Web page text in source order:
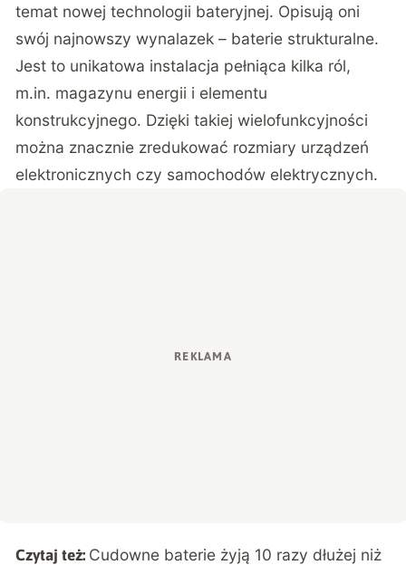
temat nowej technologii bateryjnej. Opisują oni
swój najnowszy wynalazek – baterie strukturalne.
Jest to unikatowa instalacja pełniąca kilka ról,
m.in. magazynu energii i elementu
konstrukcyjnego. Dzięki takiej wielofunkcyjności
można znacznie zredukować rozmiary urządzeń
elektronicznych czy samochodów elektrycznych.
Czytaj też: Cudowne baterie żyją 10 razy dłużej niż